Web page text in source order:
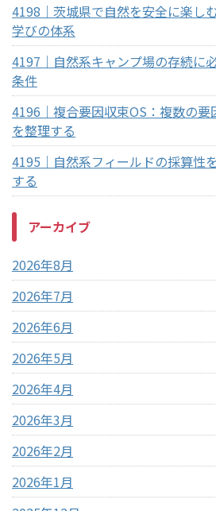
4198｜茨城県で自然を安全に楽し
学びの体系
4197｜自然系キャンプ場の存続に
条件
4196｜複合要因収束OS：複数の
を整理する
4195｜自然系フィールドの採算性
する
アーカイブ
2026年8月
2026年7月
2026年6月
2026年5月
2026年4月
2026年3月
2026年2月
2026年1月